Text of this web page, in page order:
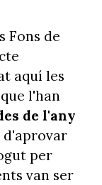
Fons de
aquí les
l'han
de l'any
d'aprovar
per
van ser